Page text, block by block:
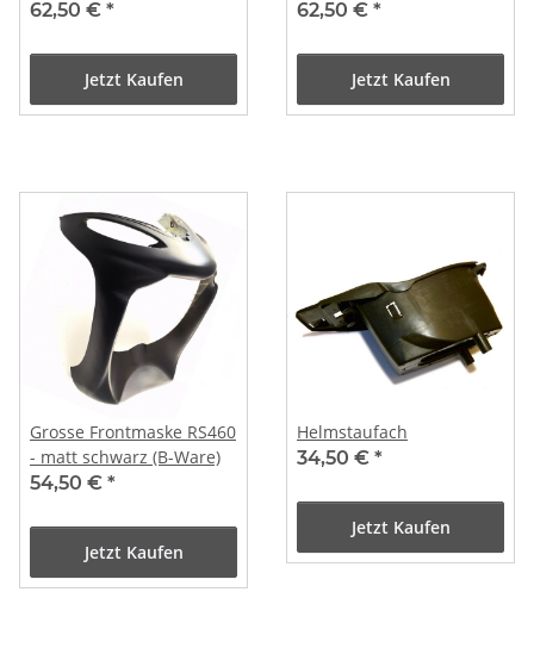
62,50 € *
Jetzt Kaufen
62,50 € *
Jetzt Kaufen
Grosse Frontmaske RS460
- matt schwarz (B-Ware)
54,50 € *
Jetzt Kaufen
Helmstaufach
34,50 € *
Jetzt Kaufen